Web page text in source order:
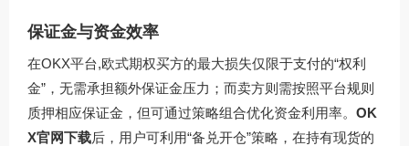
保证金与资金效率
在OKX平台,欧式期权买方的最大损失仅限于支付的“权利
金”，无需承担额外保证金压力；而卖方则需按照平台规则
质押相应保证金，但可通过策略组合优化资金利用率。 OK
X官网下载后，用户可利用“备兑开仓”策略，在持有现货的